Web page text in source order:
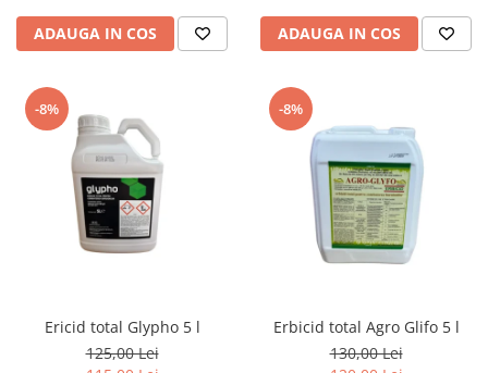
ADAUGA IN COS ADAUGA IN COS
-8%
Ericid total Glypho 5 l
125,00 Lei
-8%
Erbicid total Agro Glifo 5 l
130,00 Lei